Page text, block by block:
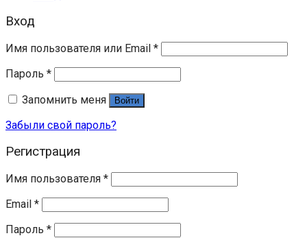
Вход
Имя пользователя или Email *
Пароль *
Запомнить меня
Войти
Забыли свой пароль?
Регистрация
Имя пользователя *
Email *
Пароль *